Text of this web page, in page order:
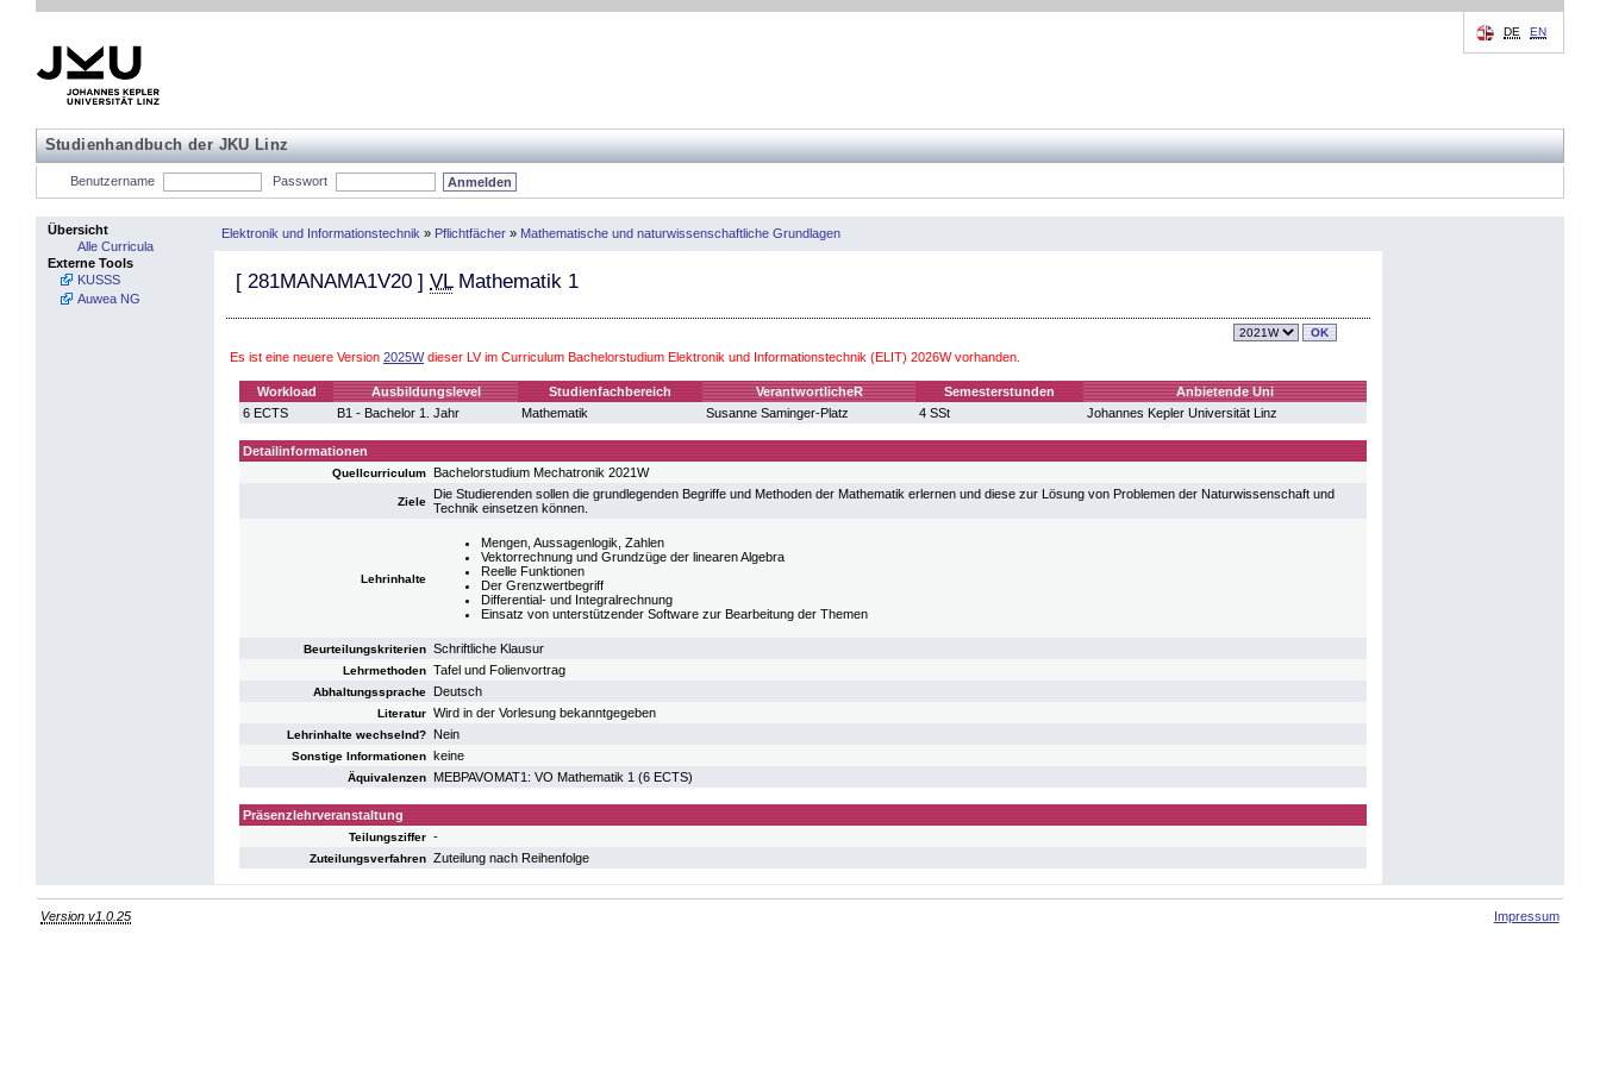
Studienhandbuch der JKU Linz
DE EN
Benutzername Passwort
Übersicht
Alle Curricula
Externe Tools
KUSSS
Auwea NG
Elektronik und Informationstechnik » Pflichtfächer » Mathematische und naturwissenschaftliche Grundlagen
[ 281MANAMA1V20 ] VLMathematik 1
Es ist eine neuere Version 2025Wdieser LV im Curriculum Bachelorstudium Elektronik und Informationstechnik (ELIT) 2026W vorhanden.
Workload Ausbildungslevel Studienfachbereich VerantwortlicheR Semesterstunden
Anbietende Uni
6 ECTS
B1 - Bachelor 1. Jahr Mathematik Susanne Saminger-Platz 4 SSt Johannes Kepler Universität Linz
Detailinformationen
Quellcurriculum Bachelorstudium Mechatronik 2021W
Ziele
Die Studierenden sollen die grundlegenden Begriffe und Methoden der Mathematik erlernen und diese zur Lösung von Problemen der Naturwissenschaft und
Technik einsetzen können.
Lehrinhalte
Mengen, Aussagenlogik, Zahlen
Vektorrechnung und Grundzüge der linearen Algebra
Reelle Funktionen
Der Grenzwertbegriff
Differential- und Integralrechnung
Einsatz von unterstützender Software zur Bearbeitung der Themen
Beurteilungskriterien Schriftliche Klausur
Lehrmethoden Tafel und Folienvortrag
Abhaltungssprache Deutsch
Literatur Wird in der Vorlesung bekanntgegeben
Lehrinhalte wechselnd? Nein
Sonstige Informationen keine
Äquivalenzen MEBPAVOMAT1: VO Mathematik 1 (6 ECTS)
Präsenzlehrveranstaltung
Teilungsziffer -
Zuteilungsverfahren Zuteilung nach Reihenfolge
Version v1.0.25 Impressum